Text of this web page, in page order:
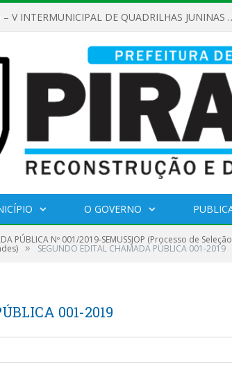
REGULAMENTO – V
O GOVERNO
PÚBLICA Nº 001/2019-SEMUSSJOP (Processo de
» SEGUNDO EDITAL CHAMADA PÚBLICA 001-2019
001-2019